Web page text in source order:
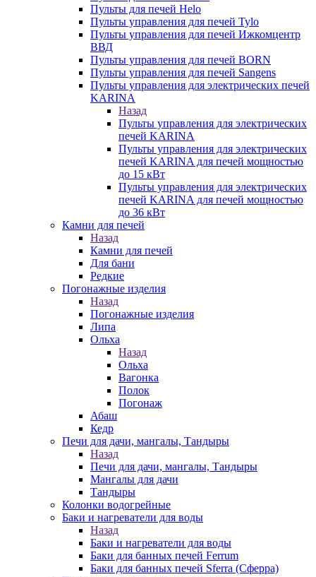
Пульты для печей Helo
Пульты управления для печей Tylo
Пульты управления для печей Ижкомцентр
ВВД
Пульты управления для печей BORN
Пульты управления для печей Sangens
Пульты управления для электрических печей
KARINA
Назад
Пульты управления для электрических
печей KARINA
Пульты управления для электрических
печей KARINA для печей мощностью
до 15 кВт
Пульты управления для электрических
печей KARINA для печей мощностью
до 36 кВт
Камни для печей
Назад
Камни для печей
Для бани
Редкие
Погонажные изделия
Назад
Погонажные изделия
Липа
Ольха
Назад
Ольха
Вагонка
Полок
Погонаж
Абаш
Кедр
Печи для дачи, мангалы, Тандыры
Назад
Печи для дачи, мангалы, Тандыры
Мангалы для дачи
Тандыры
Колонки водогрейные
Баки и нагреватели для воды
Назад
Баки и нагреватели для воды
Баки для банных печей Ferrum
Баки для банных печей Sferra (Сферра)